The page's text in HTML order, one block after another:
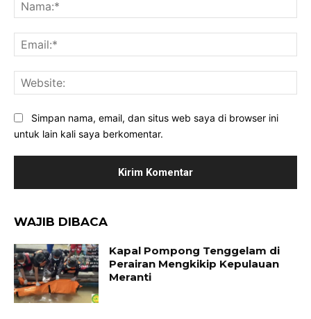
Simpan nama, email, dan situs web saya di browser ini
untuk lain kali saya berkomentar.
WAJIB DIBACA
Kapal Pompong Tenggelam di
Perairan Mengkikip Kepulauan
Meranti